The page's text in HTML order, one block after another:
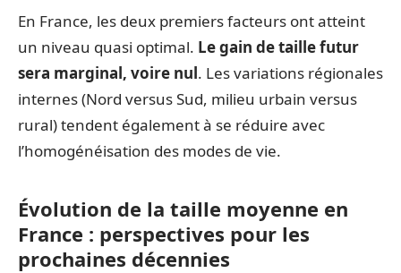
En France, les deux premiers facteurs ont atteint
un niveau quasi optimal. Le gain de taille futur
sera marginal, voire nul. Les variations régionales
internes (Nord versus Sud, milieu urbain versus
rural) tendent également à se réduire avec
l’homogénéisation des modes de vie.
Évolution de la taille moyenne en
France : perspectives pour les
prochaines décennies